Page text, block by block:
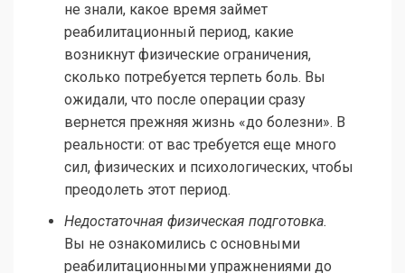
не знали, какое время займет
реабилитационный период, какие
возникнут физические ограничения,
сколько потребуется терпеть боль. Вы
ожидали, что после операции сразу
вернется прежняя жизнь «до болезни». В
реальности: от вас требуется еще много
сил, физических и психологических, чтобы
преодолеть этот период.
Недостаточная физическая подготовка.
Вы не ознакомились с основными
реабилитационными упражнениями до